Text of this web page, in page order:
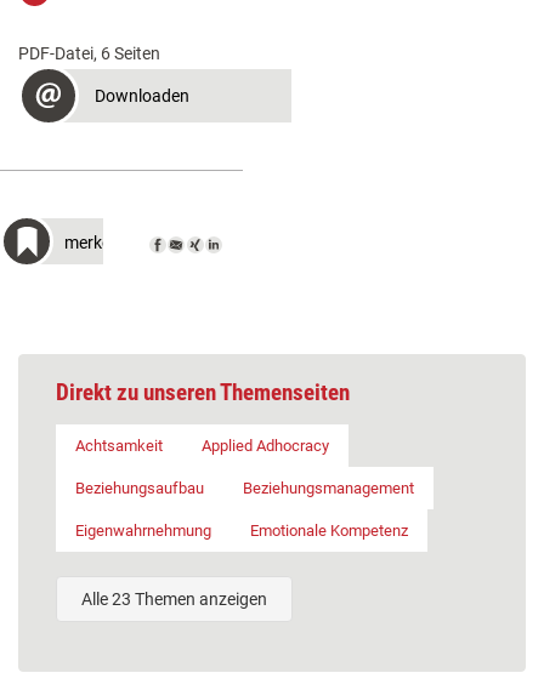
PDF-Datei, 6 Seiten
Downloaden
merken
Direkt zu unseren Themenseiten
Achtsamkeit Applied Adhocracy
Beziehungsaufbau Beziehungsmanagement
Eigenwahrnehmung Emotionale Kompetenz
Alle 23 Themen anzeigen